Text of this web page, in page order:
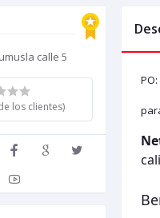
calle 5
los clientes)